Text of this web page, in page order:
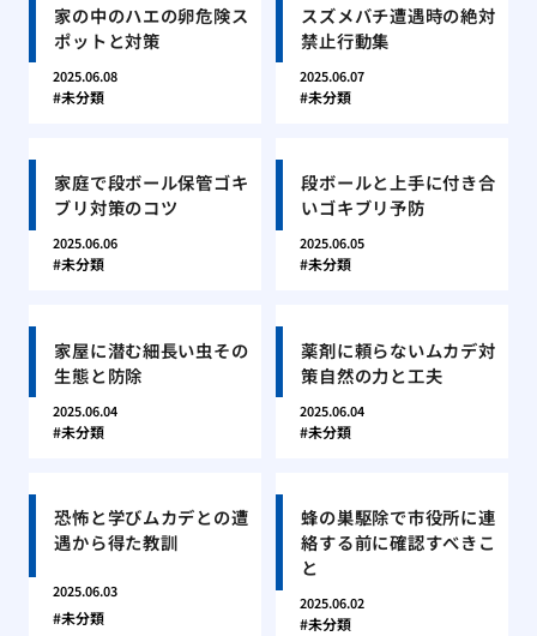
家の中のハエの卵危険ス
ポットと対策
2025.06.08
未分類
スズメバチ遭遇時の絶対
禁止行動集
2025.06.07
未分類
家庭で段ボール保管ゴキ
ブリ対策のコツ
2025.06.06
未分類
段ボールと上手に付き合
いゴキブリ予防
2025.06.05
未分類
家屋に潜む細長い虫その
生態と防除
2025.06.04
未分類
薬剤に頼らないムカデ対
策自然の力と工夫
2025.06.04
未分類
恐怖と学びムカデとの遭
遇から得た教訓
2025.06.03
未分類
蜂の巣駆除で市役所に連
絡する前に確認すべきこ
と
2025.06.02
未分類